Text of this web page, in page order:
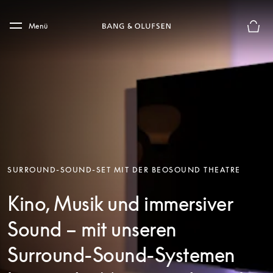
Skip to main footer
Menü
Die
SURROUND-SOUND-SET MIT DER BEOSOUND THEATRE
Kino, Musik und immersiver
Sound – mit unseren
Surround-Sound-Systemen